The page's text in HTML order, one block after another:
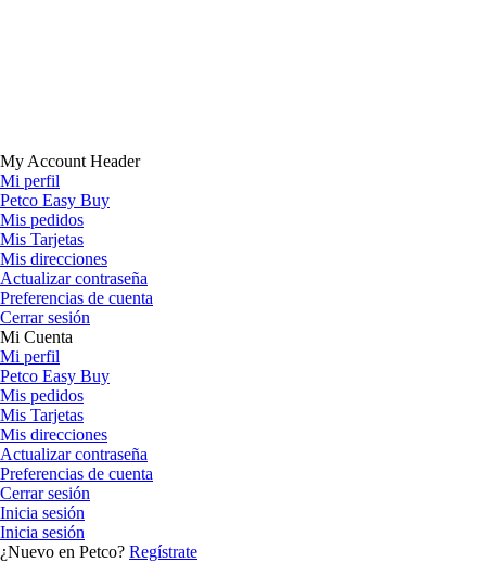
My Account Header
Mi perfil
Petco Easy Buy
Mis pedidos
Mis Tarjetas
Mis direcciones
Actualizar contraseña
Preferencias de cuenta
Cerrar sesión
Mi Cuenta
Mi perfil
Petco Easy Buy
Mis pedidos
Mis Tarjetas
Mis direcciones
Actualizar contraseña
Preferencias de cuenta
Cerrar sesión
Inicia sesión
Inicia sesión
¿Nuevo en Petco? Regístrate